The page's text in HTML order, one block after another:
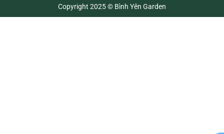
Copyright 2025 © Bình Yên Garden